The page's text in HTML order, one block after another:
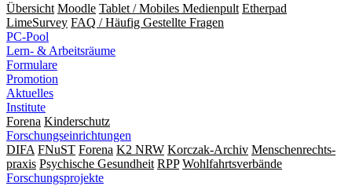
Übersicht Moodle Tablet / Mobiles Medienpult Etherpad
LimeSurvey FAQ / Häufig Gestellte Fragen
PC-Pool
Lern- & Arbeitsräume
Formulare
Promotion
Aktuelles
Institute
Forena Kinderschutz
Forschungseinrichtungen
DIFA FNuST Forena K2 NRW Korczak-Archiv Men­schen­rechts­
praxis Psy­chische Gesund­heit RPP Wohlfahrts­verbände
Forschungsprojekte